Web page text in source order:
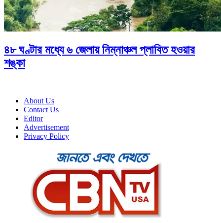
৪৮ ঘণ্টার মধ্যে ৬ জেলায় নিম্নাঞ্চল প্লাবিত হওয়ার
শঙ্কা
About Us
Contact Us
Editor
Advertisement
Privacy Policy